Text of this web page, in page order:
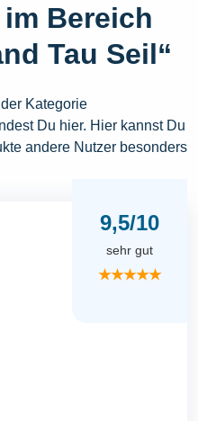
Bereich
Tau Seil“
Kategorie
Du hier. Hier kannst Du
andere Nutzer besonders
9,5/10
sehr gut
★★★★★